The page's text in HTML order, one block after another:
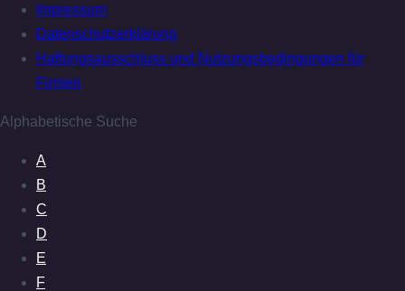
Impressum
Datenschutzerklärung
Haftungsausschluss und Nutzungsbedingungen für
Firmen
Alphabetische Suche
A
B
C
D
E
F